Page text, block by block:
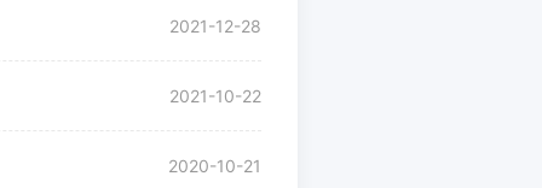
2021-12-28
2021-10-22
2020-10-21